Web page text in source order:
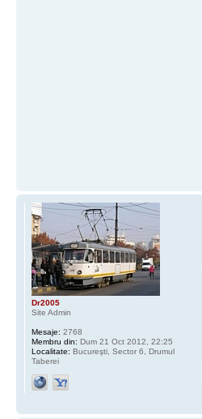
Dr2005
Site Admin
Mesaje: 2768
Membru din: Dum 21 Oct 2012, 22:25
Localitate: Bucureşti, Sector 6, Drumul
Taberei